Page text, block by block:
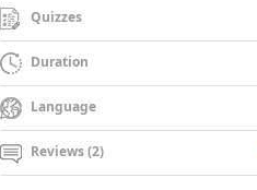
Quizzes
Duration
Language
Reviews (2)